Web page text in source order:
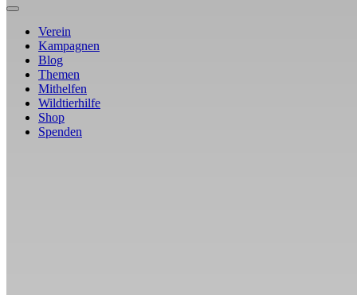
Verein
Kampagnen
Blog
Themen
Mithelfen
Wildtierhilfe
Shop
Spenden